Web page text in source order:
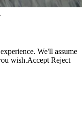
We'll assume
wish.Accept Reject